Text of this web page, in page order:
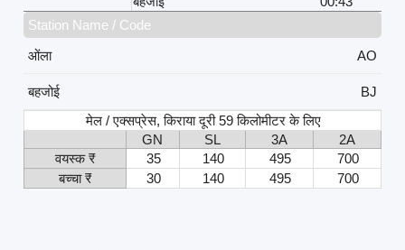
Station Name / Code
ओंला
AO
बहजोई
BJ
मेल / एक्सप्रेस, किराया दूरी 59 किलोमीटर के लिए
GN
SL 3A
2A
वयस्क ₹
35 140 495
700
बच्चा ₹
30 140 495 700